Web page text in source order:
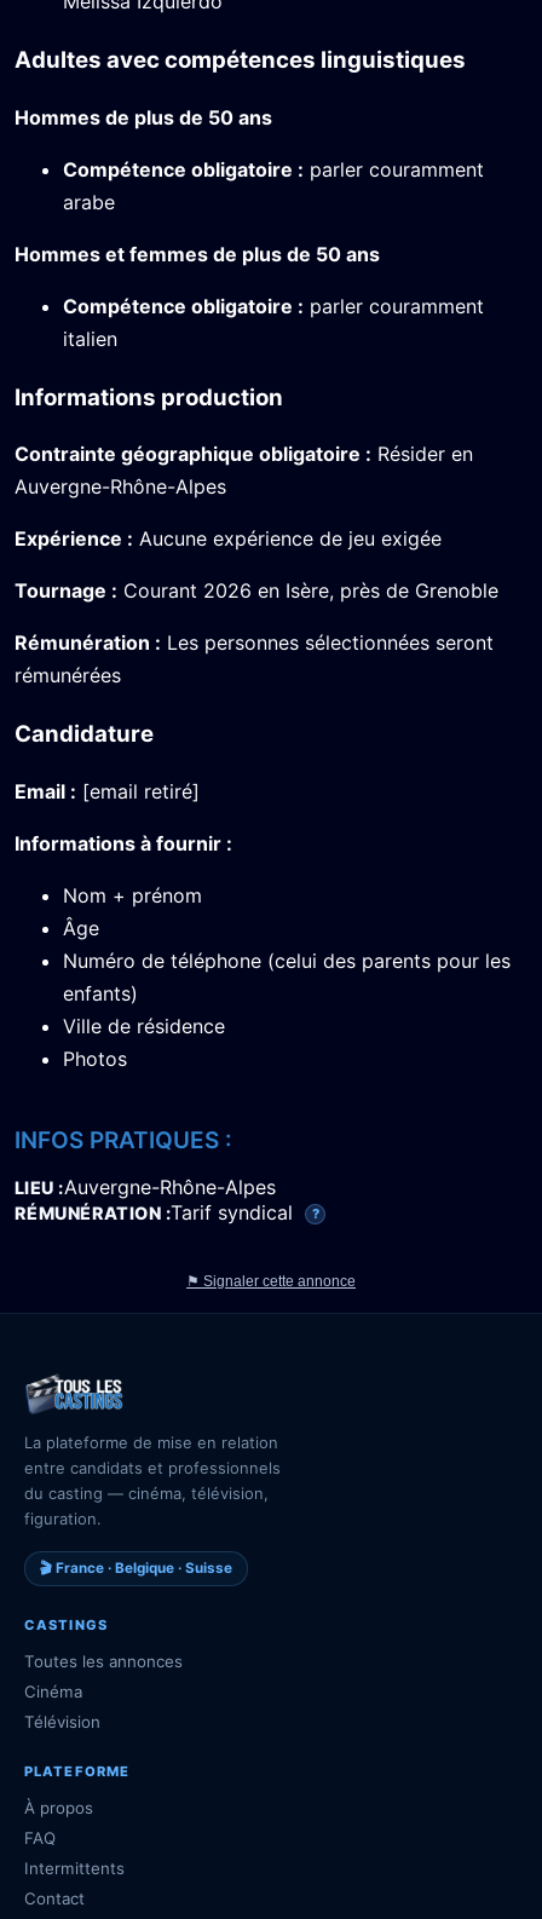
Adultes avec compétences linguistiques
Hommes de plus de 50 ans
Compétence obligatoire : parler couramment
arabe
Hommes et femmes de plus de 50 ans
Compétence obligatoire : parler couramment
italien
Informations production
Contrainte géographique obligatoire : Résider en
Auvergne-Rhône-Alpes
Expérience : Aucune expérience de jeu exigée
Tournage : Courant 2026 en Isère, près de Grenoble
Rémunération : Les personnes sélectionnées seront
rémunérées
Candidature
Email : [email retiré]
Informations à fournir :
Nom + prénom
Âge
Numéro de téléphone (celui des parents pour les
enfants)
Ville de résidence
Photos
INFOS PRATIQUES :
LIEU Auvergne-Rhône-Alpes
RÉMUNÉRATION Tarif syndical ?
⚑ Signaler cette annonce
La plateforme de mise en relation
entre candidats et professionnels
du casting — cinéma, télévision,
figuration.
🎬 France · Belgique · Suisse
CASTINGS
Toutes les annonces
Cinéma
Télévision
PLATEFORME
À propos
FAQ
Intermittents
Contact